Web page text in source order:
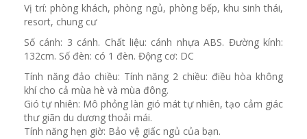
Vị trí: phòng khách, phòng ngủ, phòng bếp, khu sinh thái,
resort, chung cư
Số cánh: 3 cánh. Chất liệu: cánh nhựa ABS. Đường kính:
132cm. Số đèn: có 1 đèn. Động cơ: DC
Tính năng đảo chiều: Tính năng 2 chiều: điều hòa không
khí cho cả mùa hè và mùa đông.
Gió tự nhiên: Mô phỏng làn gió mát tự nhiên, tạo cảm giác
thư giãn du dương thoải mái.
Tính năng hẹn giờ: Bảo vệ giấc ngủ của bạn.